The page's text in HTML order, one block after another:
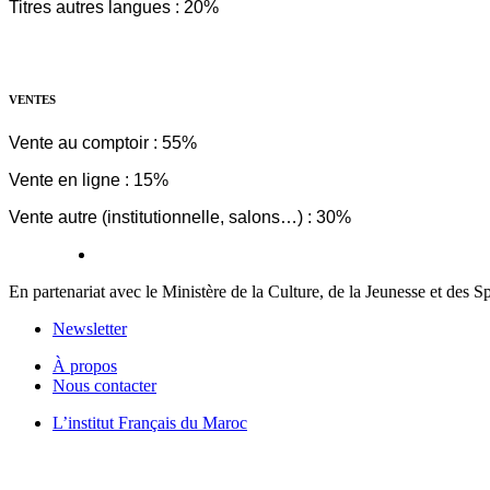
Titres autres langues : 20%
VENTES
Vente au comptoir : 55%
Vente en ligne : 15%
Vente autre (institutionnelle, salons…) : 30%
En partenariat avec le Ministère de la Culture, de la Jeunesse et des
Newsletter
À propos
Nous contacter
L’institut Français du Maroc